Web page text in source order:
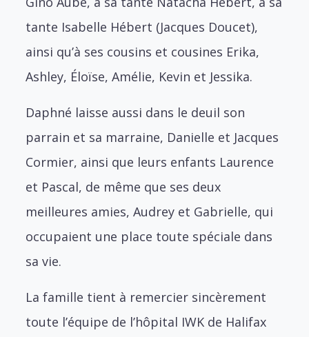
tante Isabelle Hébert (Jacques Doucet),
ainsi qu’à ses cousins et cousines Erika,
Ashley, Éloïse, Amélie, Kevin et Jessika.
Daphné laisse aussi dans le deuil son
parrain et sa marraine, Danielle et Jacques
Cormier, ainsi que leurs enfants Laurence
et Pascal, de même que ses deux
meilleures amies, Audrey et Gabrielle, qui
occupaient une place toute spéciale dans
sa vie.
La famille tient à remercier sincèrement
toute l’équipe de l’hôpital IWK de Halifax